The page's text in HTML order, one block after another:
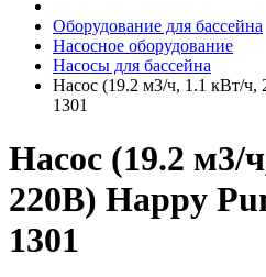
Оборудование для бассейна
Насосное оборудование
Насосы для бассейна
Насос (19.2 м3/ч, 1.1 кВт/ч,
1301
Насос (19.2 м3/
220В) Happy
1301